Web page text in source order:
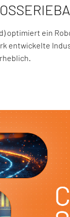
optimiert ein
entwickelte